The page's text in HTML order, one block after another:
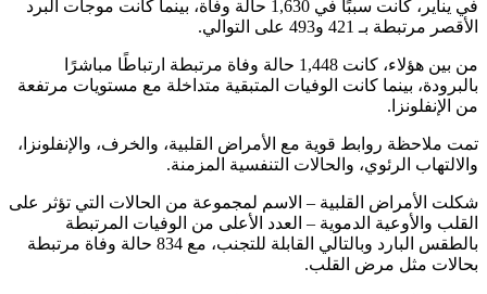
في يناير، كانت سببًا في 1,630 حالة وفاة، بينما كانت موجات البرد
الأقصر مرتبطة بـ 421 و493 على التوالي.
من بين هؤلاء، كانت 1,448 حالة وفاة مرتبطة ارتباطًا مباشرًا
بالبرودة، بينما كانت الوفيات المتبقية متداخلة مع مستويات مرتفعة
من الإنفلونزا.
تمت ملاحظة روابط قوية مع الأمراض القلبية، والخرف، والإنفلونزا،
والالتهاب الرئوي، والحالات التنفسية المزمنة.
شكلت الأمراض القلبية – الاسم لمجموعة من الحالات التي تؤثر على
القلب والأوعية الدموية – العدد الأعلى من الوفيات المرتبطة
بالطقس البارد وبالتالي القابلة للتجنب، مع 834 حالة وفاة مرتبطة
بحالات مثل مرض القلب.